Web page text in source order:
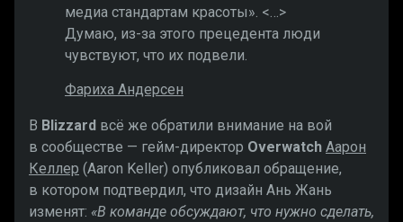
медиа стандартам красоты». <…>
Думаю, из-за этого прецедента люди
чувствуют, что их подвели.
Фариха Андерсен
В Blizzard всё же обратили внимание на вой
в сообществе — гейм-директор Overwatch Аарон
Келлер (Aaron Keller) опубликовал обращение,
в котором подтвердил, что дизайн Ань Жань
изменят: «В команде обсуждают, что нужно сделать,